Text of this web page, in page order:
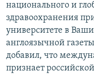
национального и
здравоохранения
университете в
англоязычной
добавил, что
признает